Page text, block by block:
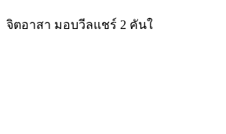
จิตอาสา มอบวีลแชร์ 2 คันใ